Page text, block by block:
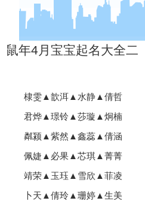
鼠年4月宝宝起名大全二
棣雯▲歆洱▲水静▲倩哲
君烨▲璟铃▲莎璇▲炯楠
粼颍▲紫然▲鑫蕊▲倩涵
佩婕▲必果▲芯琪▲菁菁
靖荣▲玉珏▲雪欣▲菲凌
卜天▲倩玲▲珊婷▲生美